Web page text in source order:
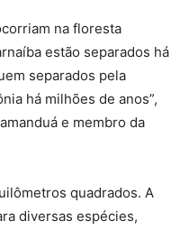
na floresta
estão separados há
separados pela
há milhões de anos”,
e membro da
quadrados. A
diversas espécies,